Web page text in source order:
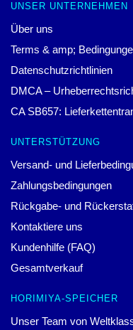
UNSER UNTERNEHMEN
Über uns
Terms & amp;
Datenschutzrichtlinien
DMCA –
CA SB657:
UNTERSTÜTZUNG
Versand- und
Zahlungsbedingungen
Rückgabe- und
Kontaktiere uns
Kundenhilfe (FAQ)
Gesamtverkauf
HORIMIYA-SPEICHER
Unser Team von